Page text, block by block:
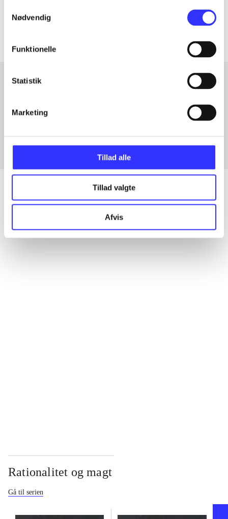
Nødvendig
Funktionelle
Statistik
Marketing
Tillad alle
Tillad valgte
Afvis
Artiklerne i
Fra
Alle registrerede artikler fordelt på udgivelser
Rationalitet og magt
Gå til serien